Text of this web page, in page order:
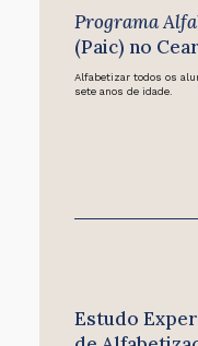
Programa
(Paic) no
Alfabetizar todos os
sete anos de idade.
Estudo